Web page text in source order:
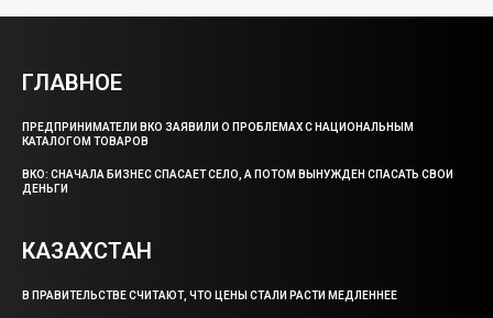
ГЛАВНОЕ
ПРЕДПРИНИМАТЕЛИ ВКО ЗАЯВИЛИ О ПРОБЛЕМАХ С НАЦИОНАЛЬНЫМ
КАТАЛОГОМ ТОВАРОВ
ВКО: СНАЧАЛА БИЗНЕС СПАСАЕТ СЕЛО, А ПОТОМ ВЫНУЖДЕН СПАСАТЬ СВОИ
ДЕНЬГИ
КАЗАХСТАН
В ПРАВИТЕЛЬСТВЕ СЧИТАЮТ, ЧТО ЦЕНЫ СТАЛИ РАСТИ МЕДЛЕННЕЕ